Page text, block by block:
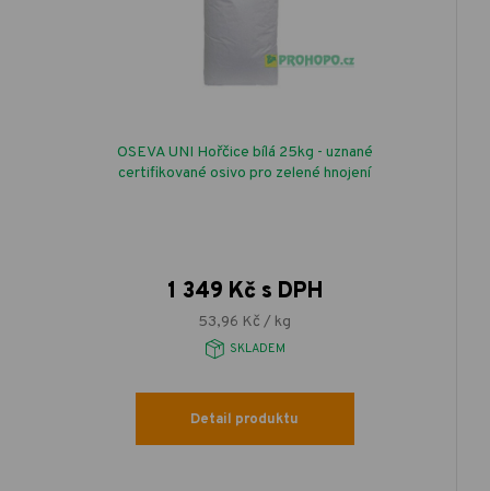
OSEVA UNI Hořčice bílá 25kg - uznané
certifikované osivo pro zelené hnojení
1 349 Kč s DPH
53,96 Kč / kg
SKLADEM
Detail produktu